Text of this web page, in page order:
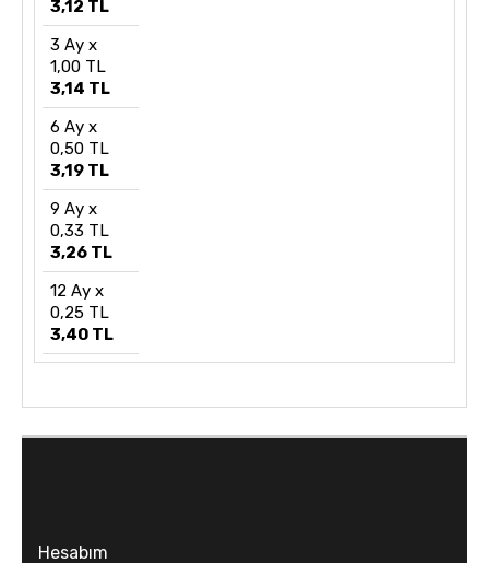
3,12 TL
3 Ay x
1,00 TL
3,14 TL
6 Ay x
0,50 TL
3,19 TL
9 Ay x
0,33 TL
3,26 TL
12 Ay x
0,25 TL
3,40 TL
Hesabım